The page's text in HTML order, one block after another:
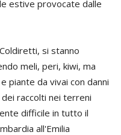
estive provocate dalle
si stanno
meli, peri, kiwi, ma
piante da vivai con danni
raccolti nei terreni
difficile in tutto il
all'Emilia